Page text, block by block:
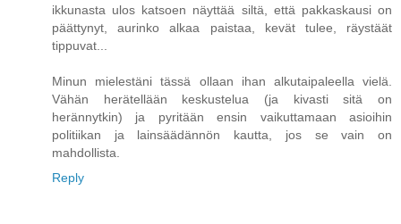
ikkunasta ulos katsoen näyttää siltä, että pakkaskausi on
päättynyt, aurinko alkaa paistaa, kevät tulee, räystäät
tippuvat...
Minun mielestäni tässä ollaan ihan alkutaipaleella vielä.
Vähän herätellään keskustelua (ja kivasti sitä on
herännytkin) ja pyritään ensin vaikuttamaan asioihin
politiikan ja lainsäädännön kautta, jos se vain on
mahdollista.
Reply